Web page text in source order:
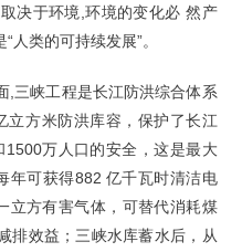
决于环境,环境的变化必 然产
人类的可持续发展”。
峡工程是长江防洪综合体系
立方米防洪库容，保护了长江
万人口的安全，这是最大
年可获得882 亿千瓦时清洁电
立方有害气体，可替代消耗煤
排效益；三峡水库蓄水后，从